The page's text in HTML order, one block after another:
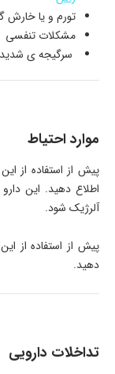
تورم و یا خارش
مشکلات تنفسی
سرگیجه ی شدید
موارد احتیاط
پیش از استفاده از
اطلاع دهید. این
آلرژیک شود.
پیش از استفاده از
دهید.
تداخلات دارویی